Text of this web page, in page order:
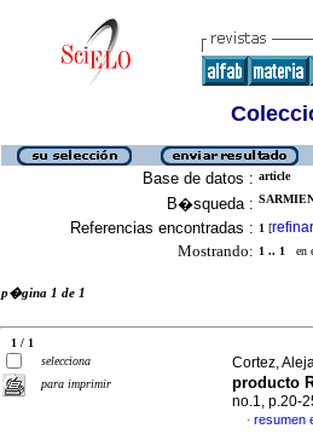
Base de datos : article
B�squeda :
Referencias encontradas : 1 [refinar
Mostrando: 1 .. 1 en
p�gina 1 de 1
1 / 1
selecciona
para imprimir
Cortez,
producto
no.1, p.20-
· resumen